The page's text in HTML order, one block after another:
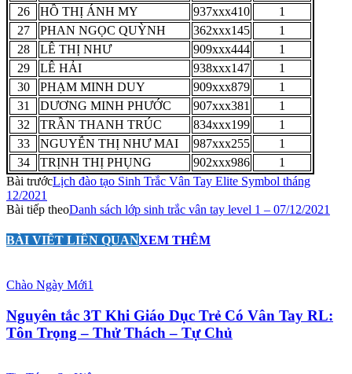
26
HỒ THỊ ÁNH MY 937xxx410
1
27
PHAN NGỌC QUỲNH 362xxx145
1
28
LÊ THỊ NHƯ 909xxx444
1
29
LÊ HẢI 938xxx147
1
30
PHẠM MINH DUY 909xxx879
1
31
DƯƠNG MINH PHƯỚC 907xxx381
1
32
TRẦN THANH TRÚC 834xxx199
1
33
NGUYỄN THỊ NHƯ MAI 987xxx255
1
34
TRỊNH THỊ PHỤNG 902xxx986
1
Bài trướcLịch đào tạo Sinh Trắc Vân Tay Elite Symbol tháng
12/2021
Bài tiếp theoDanh sách lớp sinh trắc vân tay level 1 – 07/12/2021
BÀI VIẾT LIÊN QUANXEM THÊM
Chào Ngày Mới1
Nguyên tắc 3T Khi Giáo Dục Trẻ Có Vân Tay RL:
Tôn Trọng – Thử Thách – Tự Chủ